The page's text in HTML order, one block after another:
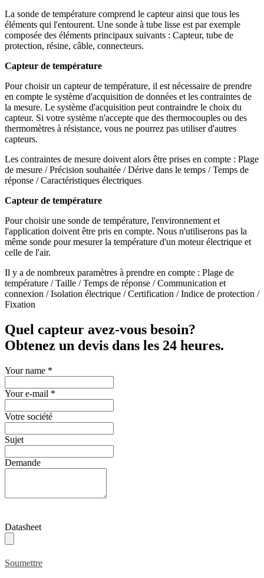
La sonde de température comprend le capteur ainsi que tous les
éléments qui l'entourent. Une sonde à tube lisse est par exemple
composée des éléments principaux suivants : Capteur, tube de
protection, résine, câble, connecteurs.
Capteur de température
Pour choisir un capteur de température, il est nécessaire de prendre
en compte le système d'acquisition de données et les contraintes de
la mesure. Le système d'acquisition peut contraindre le choix du
capteur. Si votre système n'accepte que des thermocouples ou des
thermomètres à résistance, vous ne pourrez pas utiliser d'autres
capteurs.
Les contraintes de mesure doivent alors être prises en compte : Plage
de mesure / Précision souhaitée / Dérive dans le temps / Temps de
réponse / Caractéristiques électriques
Capteur de température
Pour choisir une sonde de température, l'environnement et
l'application doivent être pris en compte. Nous n'utiliserons pas la
même sonde pour mesurer la température d'un moteur électrique et
celle de l'air.
Il y a de nombreux paramètres à prendre en compte : Plage de
température / Taille / Temps de réponse / Communication et
connexion / Isolation électrique / Certification / Indice de protection /
Fixation
Quel capteur avez-vous besoin?
Obtenez un devis dans les 24 heures.
Your name *
Your e-mail *
Votre société
Sujet
Demande
Datasheet
Soumettre